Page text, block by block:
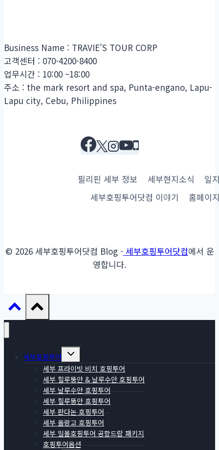
Business Name : TRAVIE’S TOUR CORP
고객센터 : 070-4200-8400
업무시간 : 10:00 ~18:00
주소 : the mark resort and spa, Punta-engano, Lapu-
Lapu city, Cebu, Philippines
필리핀 세부 정보 세부현지소식
일
세부호핑투어닷컴 이야기
홈페이
© 2026 세부호핑투어닷컴 Blog -세부호핑투어닷컴에서 운
영합니다.
세부호핑투어
Toggle
menu
세부 프라이빗 비치 호핑투어
세부 힐루뚱안 & 날루수안 호핑투어
세부 날루수안 호핑투어
세부 힐루뚱안 호핑투어
세부 판다논 호핑투어
세부 올랑고 호핑투어
세부 일몰호핑투어 공항드랍 패키지
호핑투어옵션